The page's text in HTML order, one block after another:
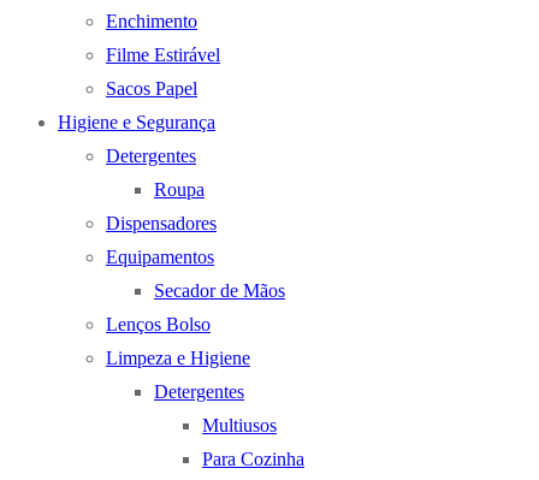
Enchimento
Filme Estirável
Sacos Papel
Higiene e Segurança
Detergentes
Roupa
Dispensadores
Equipamentos
Secador de Mãos
Lenços Bolso
Limpeza e Higiene
Detergentes
Multiusos
Para Cozinha